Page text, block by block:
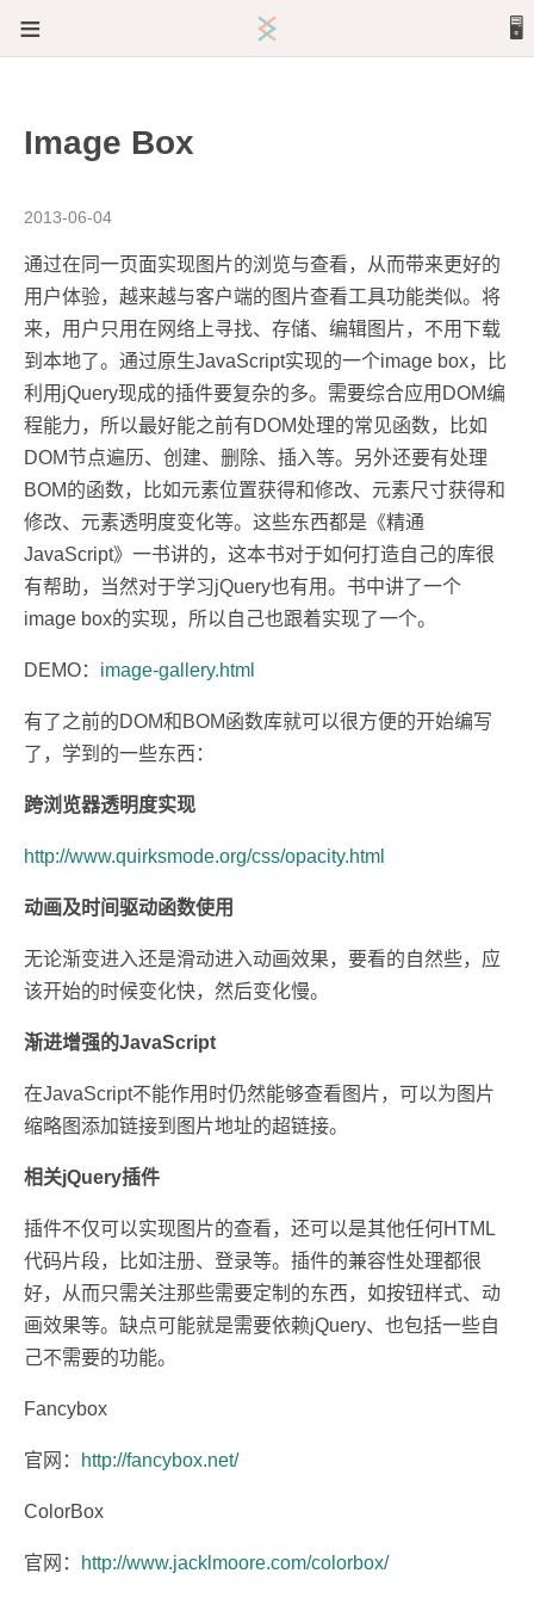
≡
关于
🖥️
Image Box
2013-06-04
通过在同一页面实现图片的浏览与查看，从而带来更好的
用户体验，越来越与客户端的图片查看工具功能类似。将
来，用户只用在网络上寻找、存储、编辑图片，不用下载
到本地了。通过原生JavaScript实现的一个image box，比
利用jQuery现成的插件要复杂的多。需要综合应用DOM编
程能力，所以最好能之前有DOM处理的常见函数，比如
DOM节点遍历、创建、删除、插入等。另外还要有处理
BOM的函数，比如元素位置获得和修改、元素尺寸获得和
修改、元素透明度变化等。这些东西都是《精通
JavaScript》一书讲的，这本书对于如何打造自己的库很
有帮助，当然对于学习jQuery也有用。书中讲了一个
image box的实现，所以自己也跟着实现了一个。
DEMO： image-gallery.html
有了之前的DOM和BOM函数库就可以很方便的开始编写
了，学到的一些东西：
跨浏览器透明度实现
http://www.quirksmode.org/css/opacity.html
动画及时间驱动函数使用
无论渐变进入还是滑动进入动画效果，要看的自然些，应
该开始的时候变化快，然后变化慢。
渐进增强的JavaScript
在JavaScript不能作用时仍然能够查看图片，可以为图片
缩略图添加链接到图片地址的超链接。
相关jQuery插件
插件不仅可以实现图片的查看，还可以是其他任何HTML
代码片段，比如注册、登录等。插件的兼容性处理都很
好，从而只需关注那些需要定制的东西，如按钮样式、动
画效果等。缺点可能就是需要依赖jQuery、也包括一些自
己不需要的功能。
Fancybox
官网： http://fancybox.net/
ColorBox
官网： http://www.jacklmoore.com/colorbox/